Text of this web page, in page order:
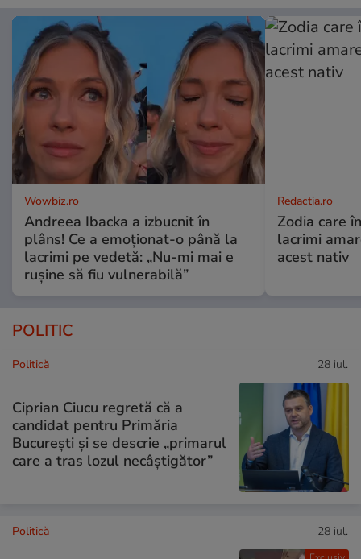
Wowbiz.ro
Andreea Ibacka a izbucnit în
plâns! Ce a emoționat-o până la
lacrimi pe vedetă: „Nu-mi mai e
rușine să fiu vulnerabilă”
Redactia.ro
Zodia care
lacrimi
acest nativ
POLITIC
Politică 28 iul.
Ciprian Ciucu regretă că a
candidat pentru Primăria
București și se descrie „primarul
care a tras lozul necâștigător”
Politică 28 iul.